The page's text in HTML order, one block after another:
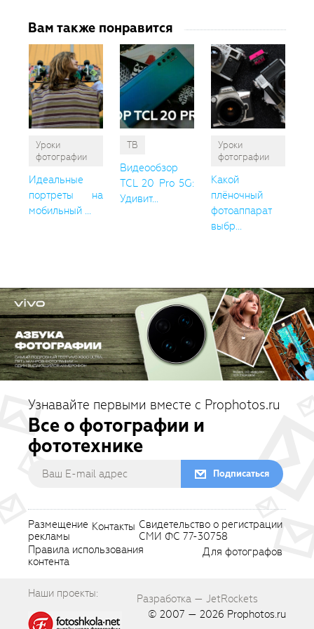
Вам также понравится
Уроки
фотографии
Идеальные
портреты на
мобильный ...
ТВ
Видеообзор
TCL 20 Pro 5G:
Удивит...
Уроки
фотографии
Какой
плёночный
фотоаппарат
выбр...
Узнавайте первыми вместе с Prophotos.ru
Все о фотографии и
фототехнике
Подписаться
Размещение
рекламы
Контакты Свидетельство о регистрации
СМИ ФС 77-30758
Правила использования
контента
Для фотографов
Наши проекты:
Разработка — JetRockets
© 2007 — 2026 Prophotos.ru